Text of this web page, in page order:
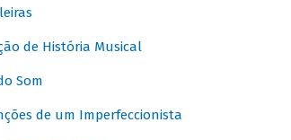
de História Musical
Som
de um Imperfeccionista